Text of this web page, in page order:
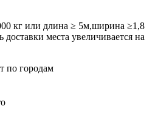
кг или длина ≥ 5м,ширина ≥1,8
места увеличивается на
по городам